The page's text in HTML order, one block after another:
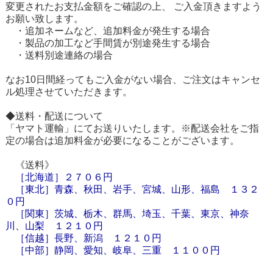
変更されたお支払金額をご確認の上、 ご入金頂きますよう
お願い致します。
・追加ネームなど、追加料金が発生する場合
・製品の加工など手間賃が別途発生する場合
・送料別途連絡の場合
なお10日間経ってもご入金がない場合、ご注文はキャンセ
ル処理させていただきます。
◆送料・配送について
「ヤマト運輸」にてお送りいたします。※配送会社をご指
定の場合は追加料金が必要になることがございます。
《送料》
［北海道］
２７０６円
［東北］青森、秋田、岩手、宮城、山形、福島 １３２
０円
［関東］茨城、栃木、群馬、埼玉、千葉、東京、神奈
川、山梨 １２１０円
［信越］長野、新潟 １２１０円
［中部］静岡、愛知、岐阜、三重 １１００円